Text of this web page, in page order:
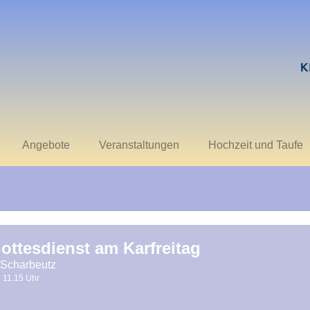
Angebote Veranstaltungen Hochzeit und Taufe
am Karfreitag
11.15 Uhr